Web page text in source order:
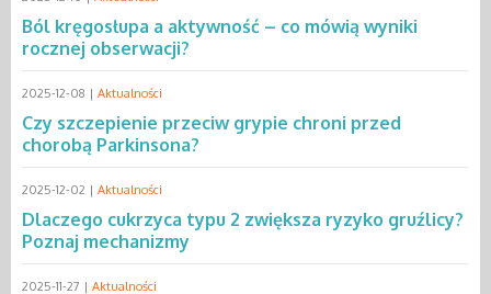
Ból kręgosłupa a aktywność – co mówią wyniki
rocznej obserwacji?
2025-12-08 | Aktualności
Czy szczepienie przeciw grypie chroni przed
chorobą Parkinsona?
2025-12-02 | Aktualności
Dlaczego cukrzyca typu 2 zwiększa ryzyko gruźlicy?
Poznaj mechanizmy
2025-11-27 | Aktualności